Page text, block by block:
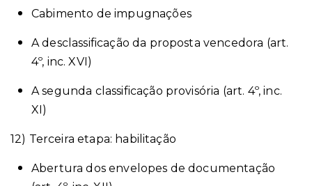
Cabimento de impugnações
A desclassificação da proposta vencedora (art.
4º, inc. XVI)
A segunda classificação provisória (art. 4º, inc.
XI)
12) Terceira etapa: habilitação
Abertura dos envelopes de documentação